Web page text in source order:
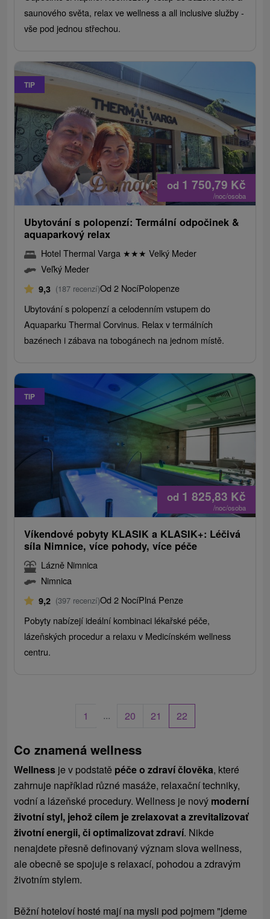
saunového světa, relax ve wellness a all inclusive služby -
vše pod jednou střechou.
TIP
od 1 750,79 Kč
/noc/osoba
Ubytování s polopenzí: Termální odpočinek &
aquaparkový relax
Hotel Thermal Varga ★★★ Velký Meder
Veľký Meder
9,3 (187 recenzí)Od 2 NocíPolopenze
Ubytování s polopenzí a celodenním vstupem do
Aquaparku Thermal Corvinus. Relax v termálních
bazénech i zábava na tobogánech na jednom místě.
TIP
od 1 825,83 Kč
/noc/osoba
Víkendové pobyty KLASIK a KLASIK+: Léčivá
síla Nimnice, více pohody, více péče
Lázně Nimnica
Nimnica
9,2 (397 recenzí)Od 2 NocíPlná Penze
Pobyty nabízejí ideální kombinaci lékařské péče,
lázeňských procedur a relaxu v Medicínském wellness
centru.
1 ... 20 21 22
Co znamená wellness
Wellness je v podstatě péče o zdraví člověka, které
zahrnuje například různé masáže, relaxační techniky,
vodní a lázeňské procedury. Wellness je nový moderní
životní styl, jehož cílem je zrelaxovat a zrevitalizovať
životní energii, či optimalizovat zdraví. Nikde
nenajdete přesně definovaný význam slova wellness,
ale obecně se spojuje s relaxací, pohodou a zdravým
životním stylem.
Běžní hoteloví hosté mají na mysli pod pojmem "jdeme